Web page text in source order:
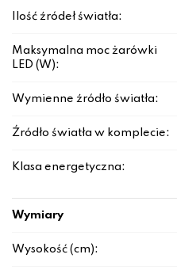
Ilość źródeł światła:
Maksymalna moc żarówki
LED (W):
Wymienne źródło światła:
Źródło światła w komplecie:
Klasa energetyczna:
Wymiary
Wysokość (cm):